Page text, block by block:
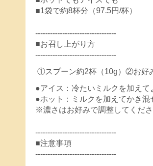
■1袋で約8杯分（97.5円/杯）
---------------------------------
■お召し上がり方
---------------------------------
①スプーン約2杯（10g）②お好
●アイス：冷たいミルクを加えて
●ホット：ミルクを加えてかき混
※濃さはお好みで調整してくださ
---------------------------------
■注意事項
---------------------------------